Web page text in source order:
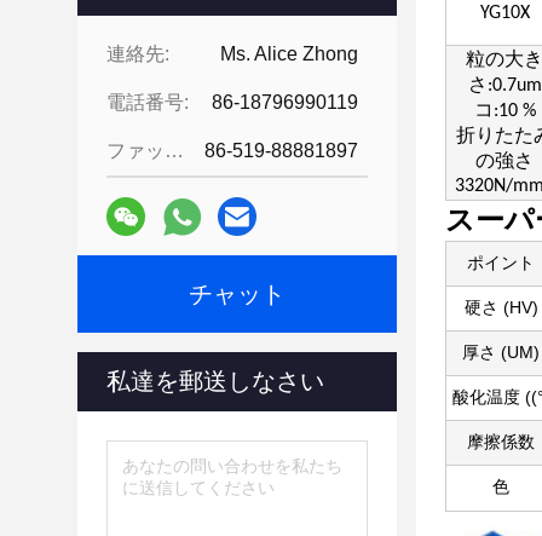
連絡先: Ms. Alice Zhong
電話番号: 86-18796990119
ファックス: 86-519-88881897
チャット
私達を郵送しなさい
YG10X
粒の大き
さ:0.7um
コ:10 %
折りたた
の強さ
3320N/
スー
ポイント
硬さ (HV)
厚さ (UM)
酸化温度
摩擦係数
色